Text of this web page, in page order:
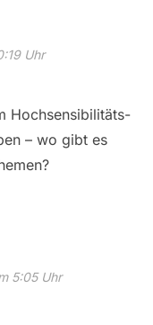
Uhr
Hochsensibilitäts-
– wo gibt es
5:05 Uhr